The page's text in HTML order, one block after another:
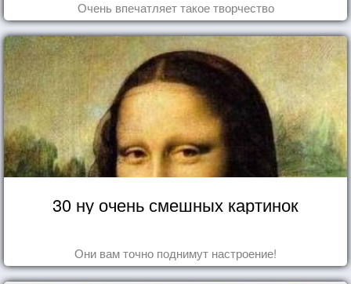
Очень впечатляет такое творчество
30 ну очень смешных картинок
Они вам точно поднимут настроение!